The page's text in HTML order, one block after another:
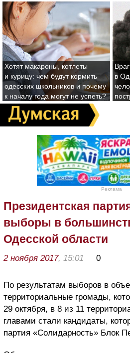
Хотят макароны, котлеты
и курицу: чем будут кормить
одесских школьников и почему
к началу года могут не успеть?
в
Реклама
Президентская
выборы в
Одесской области
2 ноября 2017, 15:01 0
По результатам выборов в
территориальные громады,
29 октября, в 8 из 11
главами стали кандидаты,
партия «Солидарность» Блок